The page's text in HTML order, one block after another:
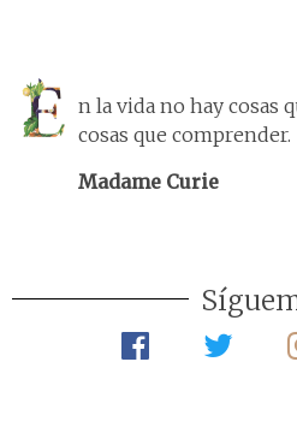
n la vida no hay cosas
cosas que comprender.
Madame Curie